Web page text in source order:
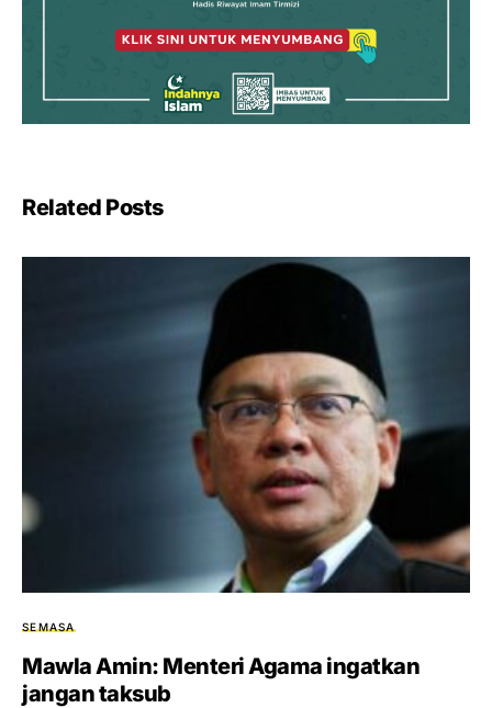
Related Posts
SEMASA
Mawla Amin: Menteri Agama ingatkan
jangan taksub